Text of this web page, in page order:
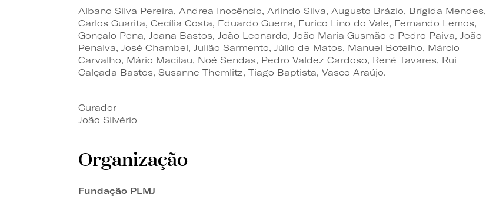
Albano Silva Pereira, Andrea Inocêncio, Arlindo Silva, Augusto Brázio, Brígida Mendes,
Carlos Guarita, Cecília Costa, Eduardo Guerra, Eurico Lino do Vale, Fernando Lemos,
Gonçalo Pena, Joana Bastos, João Leonardo, João Maria Gusmão e Pedro Paiva, João
Penalva, José Chambel, Julião Sarmento, Júlio de Matos, Manuel Botelho, Márcio
Carvalho, Mário Macilau, Noé Sendas, Pedro Valdez Cardoso, René Tavares, Rui
Calçada Bastos, Susanne Themlitz, Tiago Baptista, Vasco Araújo.
Curador
João Silvério
Organização
Fundação PLMJ